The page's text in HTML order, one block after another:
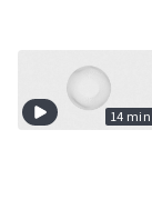
14 min